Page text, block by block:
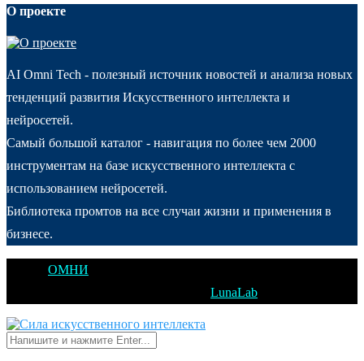
О проекте
AI Omni Tech - полезный источник новостей и анализа новых
тенденций развития Искусственного интеллекта и
нейросетей.
Самый большой каталог - навигация по более чем 2000
инструментам на базе искусственного интеллекта с
использованием нейросетей.
Библиотека промтов на все случаи жизни и применения в
бизнесе.
ОМНИ
LunaLab